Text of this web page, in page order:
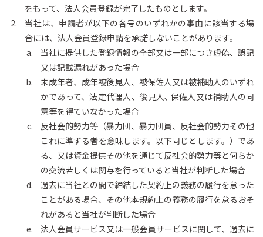
をもって、法人会員登録が完了したものとします。
当社は、申請者が以下の各号のいずれかの事由に該当する場
合には、法人会員登録申請を承諾しないことがあります。
当社に提供した登録情報の全部又は一部につき虚偽、誤記
又は記載漏れがあった場合
未成年者、成年被後見人、被保佐人又は被補助人のいずれ
かであって、法定代理人、後見人､ 保佐人又は補助人の同
意等を得ていなかった場合
反社会的勢力等（暴力団、暴力団員、反社会的勢力その他
これに準ずる者を意味します。以下同じとします。）であ
る、又は資金提供その他を通じて反社会的勢力等と何らか
の交流若しくは関与を行っていると当社が判断した場合
過去に当社との間で締結した契約上の義務の履行を怠った
ことがある場合、その他本規約上の義務の履行を怠るおそ
れがあると当社が判断した場合
法人会員サービス又は一般会員サービスに関して、過去に